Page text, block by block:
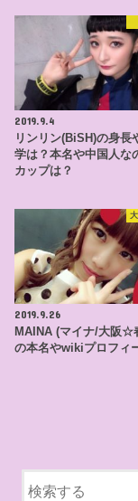
2019.9.4
リンリン(BiSH)の身長
学は？本名や中国人な
カップは？
2019.9.26
MAINA (マイナ/大阪☆
の本名やwikiプロフィ